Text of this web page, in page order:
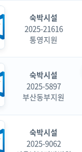
숙박시설
2025-21616
통영지원
숙박시설
2025-5897
부산동부지원
숙박시설
2025-9062